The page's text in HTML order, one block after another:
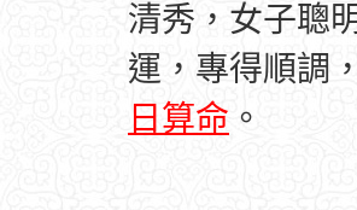
清秀，女子聰
運，專得順調
日算命 。